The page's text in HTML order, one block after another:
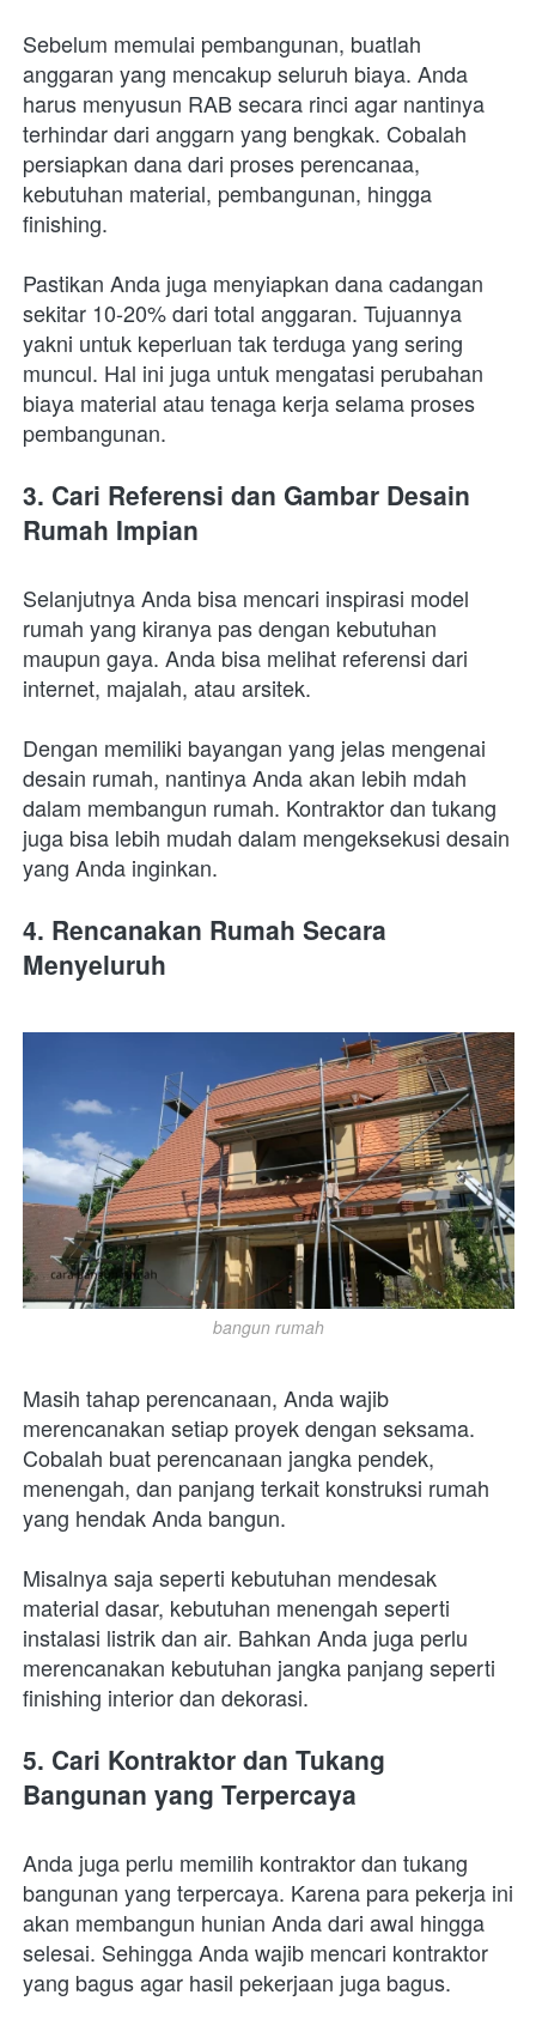
Sebelum memulai pembangunan, buatlah
anggaran yang mencakup seluruh biaya. Anda
harus menyusun RAB secara rinci agar nantinya
terhindar dari anggarn yang bengkak. Cobalah
persiapkan dana dari proses perencanaa,
kebutuhan material, pembangunan, hingga
finishing.
Pastikan Anda juga menyiapkan dana cadangan
sekitar 10-20% dari total anggaran. Tujuannya
yakni untuk keperluan tak terduga yang sering
muncul. Hal ini juga untuk mengatasi perubahan
biaya material atau tenaga kerja selama proses
pembangunan.
3. Cari Referensi dan Gambar Desain
Rumah Impian
Selanjutnya Anda bisa mencari inspirasi model
rumah yang kiranya pas dengan kebutuhan
maupun gaya. Anda bisa melihat referensi dari
internet, majalah, atau arsitek.
Dengan memiliki bayangan yang jelas mengenai
desain rumah, nantinya Anda akan lebih mdah
dalam membangun rumah. Kontraktor dan tukang
juga bisa lebih mudah dalam mengeksekusi desain
yang Anda inginkan.
4. Rencanakan Rumah Secara
Menyeluruh
bangun rumah
Masih tahap perencanaan, Anda wajib
merencanakan setiap proyek dengan seksama.
Cobalah buat perencanaan jangka pendek,
menengah, dan panjang terkait konstruksi rumah
yang hendak Anda bangun.
Misalnya saja seperti kebutuhan mendesak
material dasar, kebutuhan menengah seperti
instalasi listrik dan air. Bahkan Anda juga perlu
merencanakan kebutuhan jangka panjang seperti
finishing interior dan dekorasi.
5. Cari Kontraktor dan Tukang
Bangunan yang Terpercaya
Anda juga perlu memilih kontraktor dan tukang
bangunan yang terpercaya. Karena para pekerja ini
akan membangun hunian Anda dari awal hingga
selesai. Sehingga Anda wajib mencari kontraktor
yang bagus agar hasil pekerjaan juga bagus.